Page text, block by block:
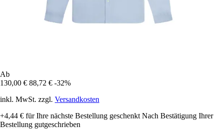
Ab
130,00 € 88,72 € -32%
inkl. MwSt. zzgl. Versandkosten
+4,44 € für Ihre nächste Bestellung geschenkt Nach Bestätigung Ihrer
Bestellung gutgeschrieben